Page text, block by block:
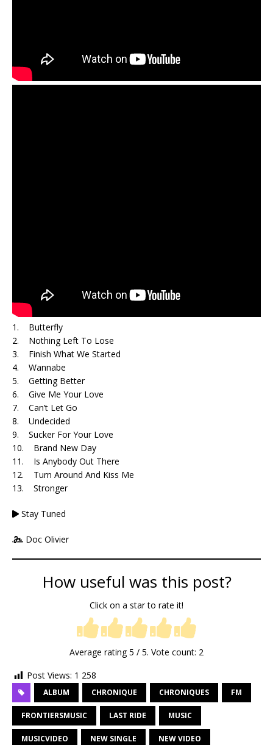
1. Butterfly
2. Nothing Left To Lose
3. Finish What We Started
4. Wannabe
5. Getting Better
6. Give Me Your Love
7. Can’t Let Go
8. Undecided
9. Sucker For Your Love
10. Brand New Day
11. Is Anybody Out There
12. Turn Around And Kiss Me
13. Stronger
Stay Tuned
Doc Olivier
How useful was this post?
Click on a star to rate it!
Average rating5 / 5. Vote count: 2
Post Views: 1 258
ALBUM CHRONIQUE CHRONIQUES FM
FRONTIERSMUSIC LAST RIDE MUSIC
MUSICVIDEO NEW SINGLE NEW VIDEO